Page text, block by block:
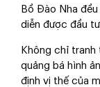
Bồ Đào Nha
diễn được đầu
Không chỉ
quảng bá hình
định vị thế của